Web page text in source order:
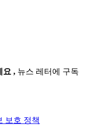
요 , 뉴스 레터에 구독
보호 정책